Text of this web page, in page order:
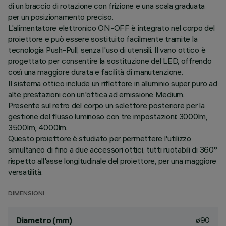
di un braccio di rotazione con frizione e una scala graduata
per un posizionamento preciso.
L'alimentatore elettronico ON-OFF è integrato nel corpo del
proiettore e può essere sostituito facilmente tramite la
tecnologia Push-Pull, senza l'uso di utensili. Il vano ottico è
progettato per consentire la sostituzione del LED, offrendo
così una maggiore durata e facilità di manutenzione.
Il sistema ottico include un riflettore in alluminio super puro ad
alte prestazioni con un'ottica ad emissione Medium.
Presente sul retro del corpo un selettore posteriore per la
gestione del flusso luminoso con tre impostazioni: 3000lm,
3500lm, 4000lm.
Questo proiettore è studiato per permettere l'utilizzo
simultaneo di fino a due accessori ottici, tutti ruotabili di 360°
rispetto all'asse longitudinale del proiettore, per una maggiore
versatilità.
DIMENSIONI
Diametro (mm) ø90